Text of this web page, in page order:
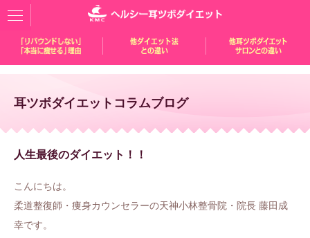
耳ツボダイエットコラムブログ
人生最後のダイエット！！
こんにちは。
柔道整復師・痩身カウンセラーの天神小林整骨院・院長 藤田成
幸です。